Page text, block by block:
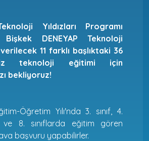
Yıldızları Programı
Bişkek DENEYAP Teknoloji
11 farklı başlıktaki 36
teknoloji eğitimi için
bekliyoruz!
Öğretim Yılı'nda 3. sınıf, 4.
ve 8. sınıflarda eğitim gören
başvuru yapabilirler.